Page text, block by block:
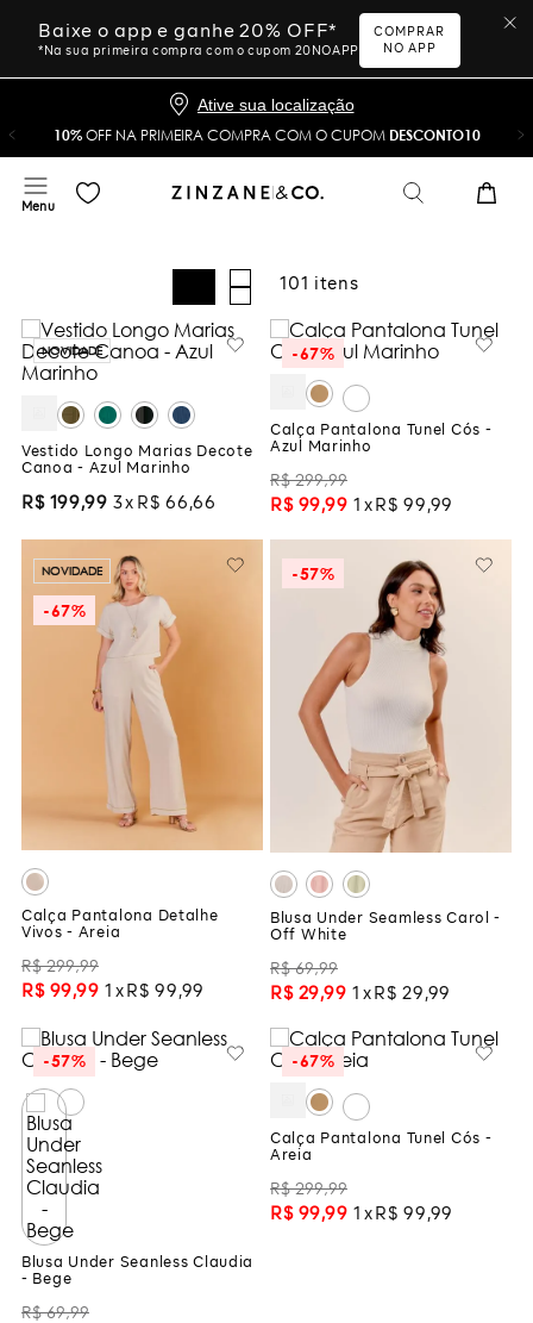
Baixe o app e ganhe 20% OFF*
*Na sua primeira compra com o cupom 20NOAPP
COMPRAR
NO APP
Ative sua localização
10%OFF NA PRIMEIRA COMPRA COM O CUPOM DESCONTO10
101
NOVIDADE
Vestido Longo Marias Decote
Canoa - Azul Marinho
R$ 199,99 3 R$ 66 ,66
-67%
Calça Pantalona Tunel Cós -
Azul Marinho
R$ 299,99
R$ 99,99 1 R$ 99 ,99
NOVIDADE
-67%
Calça Pantalona Detalhe
Vivos - Areia
R$ 299,99
R$ 99,99 1 R$ 99 ,99
-57%
Blusa Under Seamless Carol -
Off White
R$ 69,99
R$ 29,99 1 R$ 29 ,99
-57%
Blusa Under Seanless Claudia
- Bege
R$ 69,99
-67%
Calça Pantalona Tunel Cós -
Areia
R$ 299,99
R$ 99,99 1 R$ 99 ,99